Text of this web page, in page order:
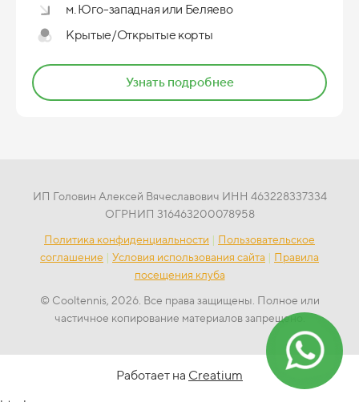
м. Юго-западная или Беляево
Крытые/Открытые корты
Узнать подробнее
ИП Головин Алексей Вячеславович ИНН 463228337334
ОГРНИП 316463200078958
Политика конфиденциальности | Пользовательское
соглашение | Условия использования сайта | Правила
посещения клуба
© Сooltennis, 2026. Все права защищены. Полное или
частичное копирование материалов запрещено.
Работает на Creatium